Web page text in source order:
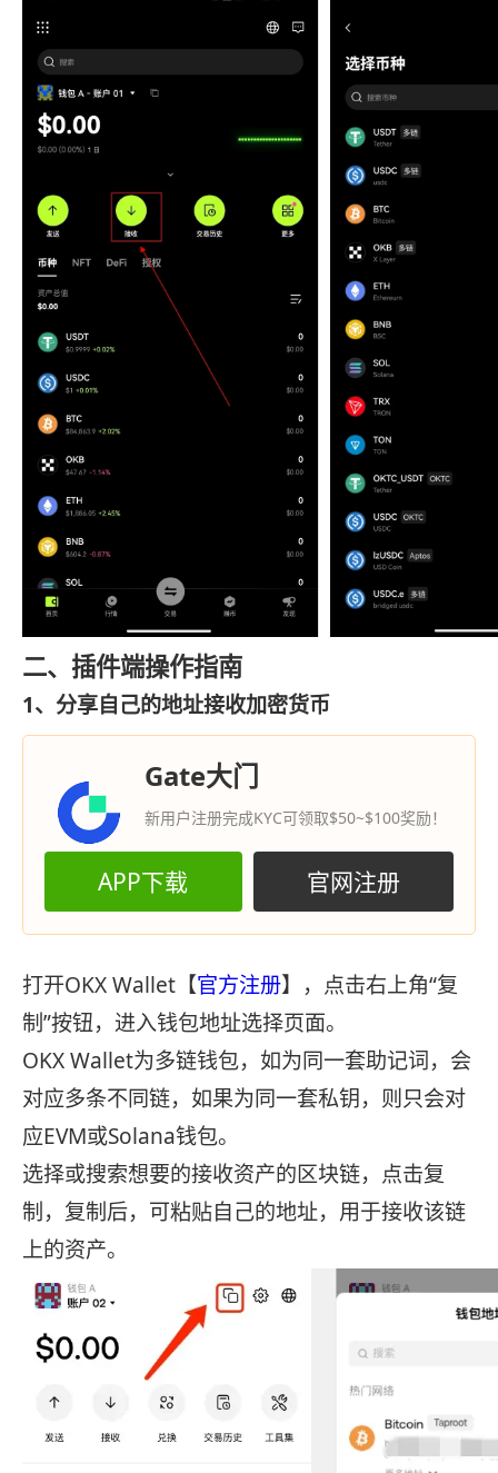
二、插件端操作指南
1、分享自己的地址接收加密货币
Gate大门
新用户注册完成KYC可领取$50~$100奖励！
APP下载 官网注册
打开OKX Wallet【官方注册】，点击右上角“复
制”按钮，进入钱包地址选择页面。
OKX Wallet为多链钱包，如为同一套助记词，会
对应多条不同链，如果为同一套私钥，则只会对
应EVM或Solana钱包。
选择或搜索想要的接收资产的区块链，点击复
制，复制后，可粘贴自己的地址，用于接收该链
上的资产。